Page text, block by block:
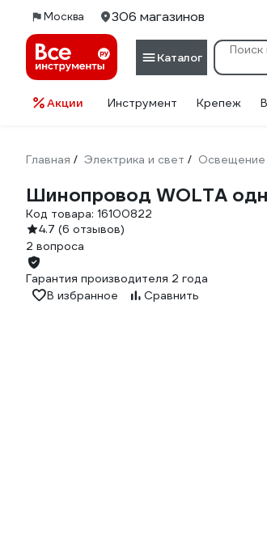
Москва 306 магазинов
Каталог
Акции Инструмент Крепеж
Главная / Электрика и свет / Освещение
Шинопровод WOLTA
Код товара: 16100822
4.7 (6 отзывов)
2 вопроса
Гарантия производителя 2 года
В избранное
Сравнить